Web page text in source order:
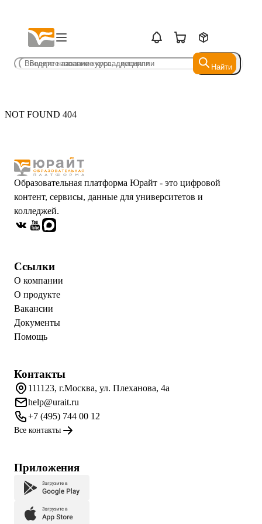
Найти
Найти
NOT FOUND 404
Образовательная платформа Юрайт - это цифровой
контент, сервисы, данные для университетов и
колледжей.
Ссылки
О компании
О продукте
Вакансии
Документы
Помощь
Контакты
111123, г.Москва, ул. Плеханова, 4а
help@urait.ru
+7 (495) 744 00 12
Все контакты
Приложения